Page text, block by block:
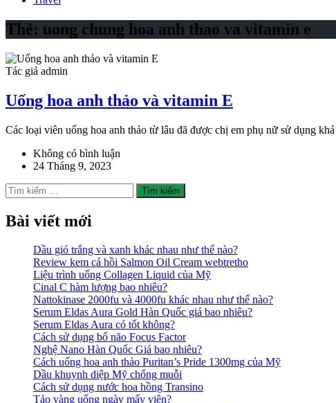
Thẻ: uong chung hoa anh thao va vitamin e
Tác giả admin
Uống hoa anh thảo và vitamin E
Các loại viên uống hoa anh thảo từ lâu đã được chị em phụ nữ sử dụng
Không có bình luận
24 Tháng 9, 2023
Tìm
kiếm
cho:
Bài viết mới
Dầu gió trắng và xanh khác nhau như thế nào?
Review kem cá hồi Salmon Oil Cream webtretho
Liệu trình uống Collagen Liquid của Mỹ
Cinal C hàm lượng bao nhiêu?
Nattokinase 2000fu và 4000fu khác nhau như thế nào?
Serum Eldas Aura Gold Hàn Quốc giá bao nhiêu?
Serum Eldas Aura có tốt không?
Cách sử dụng bổ não Focus Factor
Nghệ Nano Hàn Quốc Giá bao nhiêu?
Cách uống hoa anh thảo Puritan’s Pride 1300mg của Mỹ
Dầu khuynh diệp Mỹ chống muỗi
Cách sử dụng nước hoa hồng Transino
Tảo vàng uống ngày mấy viên?